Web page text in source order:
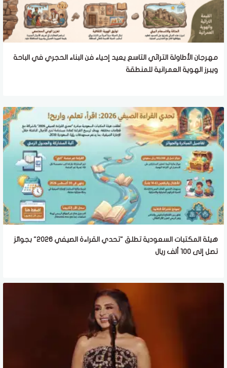
مهرجان الأطاولة التراثي التاسع يعيد إحياء فن البناء الحجري في الباحة
ويبرز الهوية العمرانية للمنطقة
هيئة المكتبات السعودية تطلق "تحدي القراءة الصيفي 2026" بجوائز
تصل إلى 100 ألف ريال